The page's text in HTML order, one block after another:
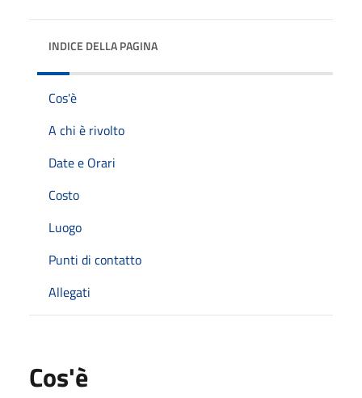
INDICE DELLA PAGINA
Cos'è
A chi è rivolto
Date e Orari
Costo
Luogo
Punti di contatto
Allegati
Cos'è